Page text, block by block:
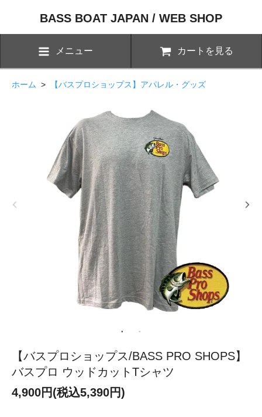
BASS BOAT JAPAN / WEB SHOP
メニュー カートを見る
ホーム > 【バスプロショップス】アパレル・グッズ
【バスプロショップス/BASS PRO SHOPS】
バスプロ ウッドカットTシャツ
4,900円(税込5,390円)